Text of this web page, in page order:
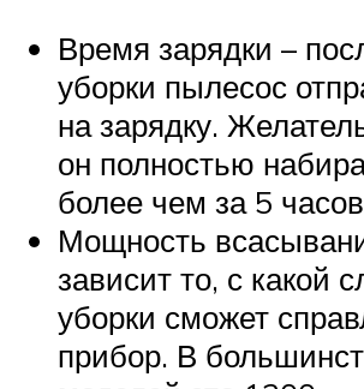
Время зарядки –
уборки пылесос
на зарядку.
он полностью
более чем за 5
Мощность
зависит то, с какой
уборки сможет
прибор. В